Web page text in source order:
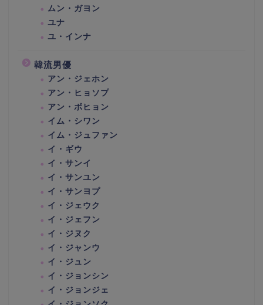
ムン・ガヨン
ユナ
ユ・インナ
韓流男優
アン・ジェホン
アン・ヒョソプ
アン・ボヒョン
イム・シワン
イム・ジュファン
イ・ギウ
イ・サンイ
イ・サンユン
イ・サンヨプ
イ・ジェウク
イ・ジェフン
イ・ジヌク
イ・ジャンウ
イ・ジュン
イ・ジョンシン
イ・ジョンジェ